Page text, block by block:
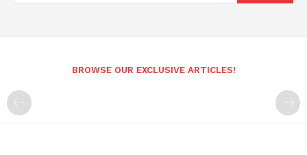
BROWSE OUR EXCLUSIVE ARTICLES!